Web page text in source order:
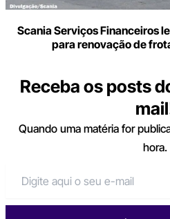
Scania Serviços Financeiros
para renovação de
Receba os posts
Quando uma matéria for
hora.